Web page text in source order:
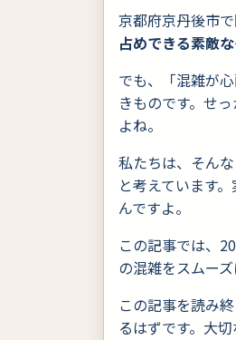
京都府京丹後市
占めできる素敵
でも、「混雑が
きものです。せ
よね。
私たちは、そん
と考えています
んですよ。
この記事では、
の混雑をスムー
この記事を読み
るはずです。大